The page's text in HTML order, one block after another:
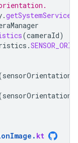
.getSystemService
(cameraId)
.
sensorOrientation
sensorOrientation
. kt